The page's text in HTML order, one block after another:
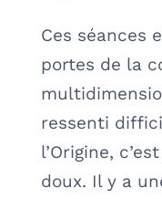
Ces séances
portes de la
ressenti
l’Origine,
doux. Il y a